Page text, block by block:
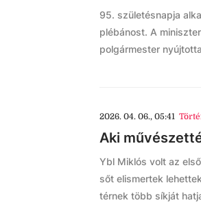
95. születésnapja
plébánost. A
polgármester
2026. 04. 06., 05:41
Aki
Ybl Miklós volt az
sőt elismertek
térnek több síkját